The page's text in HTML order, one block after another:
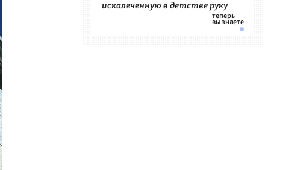
искалеченную в детстве руку